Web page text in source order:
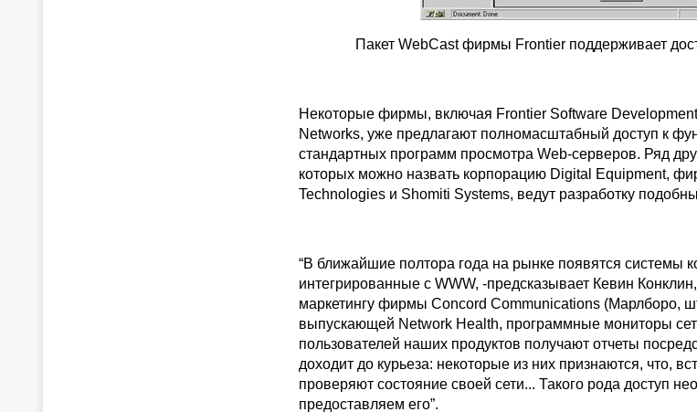
Пакет WebCast фирмы Frontier поддерживает
Некоторые фирмы, включая Frontier Software
Networks, уже предлагают полномасштабный доступ к
стандартных программ просмотра Web-серверов. Ряд
которых можно назвать корпорацию Digital Equipment,
Technologies и Shomiti Systems, ведут разработку
“В ближайшие полтора года на рынке появятся системы
интегрированные с WWW, -предсказывает Кевин
маркетингу фирмы Concord Communications (Марлборо,
выпускающей Network Health, программные мониторы
пользователей наших продуктов получают отчеты
доходит до курьеза: некоторые из них признаются, что,
проверяют состояние своей сети... Такого рода доступ
предоставляем его”.